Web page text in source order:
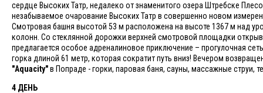
сердце Высоких Татр, недалеко от знаменитого озера Штребске
незабываемое очарование Высоких Татр в совершенно новом
Смотровая башня высотой 53 м расположена на высоте 1367 м над
колонн. Со стеклянной дорожки верхней смотровой площадки
предлагается особое адреналиновое приключение – прогулочная
горка длиной 61 метр, которая сократит путь вниз! Вечером
"Aquacity"в Попраде - горки, паровая баня, сауны, массажные струи,
4 ДЕНЬ